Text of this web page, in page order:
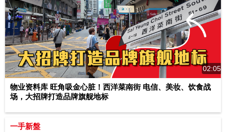
02:05
物业资料库 旺角吸金心脏！西洋菜南街 电信、美妆、饮食战
场，大招牌打造品牌旗舰地标
一手新盤